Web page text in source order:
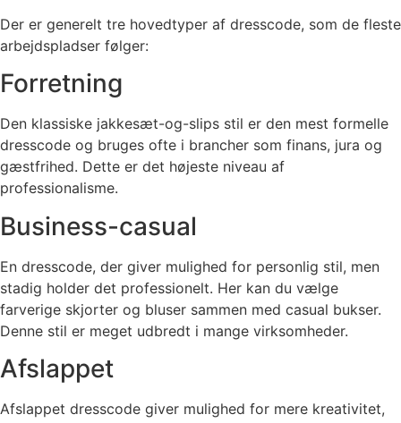
Der er generelt tre hovedtyper af dresscode, som de fleste
arbejdspladser følger:
Forretning
Den klassiske jakkesæt-og-slips stil er den mest formelle
dresscode og bruges ofte i brancher som finans, jura og
gæstfrihed. Dette er det højeste niveau af
professionalisme.
Business-casual
En dresscode, der giver mulighed for personlig stil, men
stadig holder det professionelt. Her kan du vælge
farverige skjorter og bluser sammen med casual bukser.
Denne stil er meget udbredt i mange virksomheder.
Afslappet
Afslappet dresscode giver mulighed for mere kreativitet,